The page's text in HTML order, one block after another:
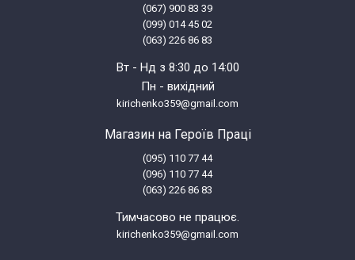
Zelmer ZMM0908XRU/01
Zelmer ZMM0983SRU(01)(886.83)
Zelmer ZMM0983SRU/00
(067) 900 83 39
(099) 014 45 02
(063) 226 86 83
Вт - Нд з 8:30 до 14:00
Пн - вихідний
kirichenko359@gmail.com
Магазин на Героїв Праці
(095) 110 77 44
(096) 110 77 44
(063) 226 86 83
Тимчасово не працює.
kirichenko359@gmail.com